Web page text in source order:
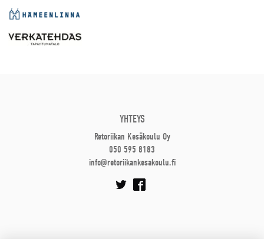
YHTEYS
Retoriikan Kesäkoulu Oy
050 595 8183
info@retoriikankesakoulu.fi